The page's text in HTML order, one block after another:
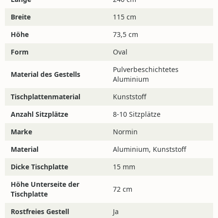
Untergrund.
Kombinieren Sie den Tisch mit luxuriösen
Gartenstühlen und gestalten Sie eine stilvolle
Gartenstuhl. Oder entdecken Siehieralle unsere
Eigenschaften
• Großzügige Länge von ganzen 240 cm
• Praktisch und stilvoll
• Gefertigt aus wetterbeständigen Materialien
Möchten Sie mehr über die Materialien und die
Breite
115 cm
Höhe
73,5 cm
Form
Oval
Material des Gestells
Pulverbeschichtetes
Aluminium
Tischplattenmaterial
Kunststoff
Anzahl Sitzplätze
8-10 Sitzplätze
Marke
Normin
Material
Aluminium, Kunststoff
Dicke Tischplatte
15 mm
Höhe Unterseite der
Tischplatte
72 cm
Rostfreies Gestell Ja